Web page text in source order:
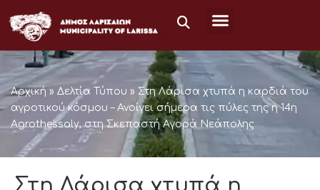
στο
περιεχόμενο
Αρχική » Δελτία Τύπου » Στη Λάρισα χτυπά η καρδιά του
αγροτικού κόσμου – Ανοίγει σήμερα τις πύλες της η 14η
Agrothessaly, στη Σκεπαστή Αγορά Νεάπολης